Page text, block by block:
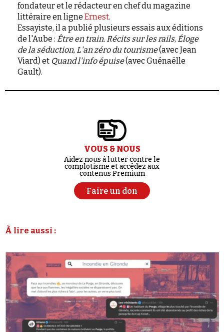
fondateur et le rédacteur en chef du magazine
littéraire en ligne Ernest.
Essayiste, il a publié plusieurs essais aux éditions
de l'Aube : Être en train. Récits sur les rails, Éloge
de la séduction, L'an zéro du tourisme(avec Jean
Viard) et Quand l'info épuise(avec Guénaëlle
Gault).
VOUS & NOUS
Aidez nous à lutter contre le
complotisme et accédez aux
contenus Premium
Faire un don
À lire aussi :